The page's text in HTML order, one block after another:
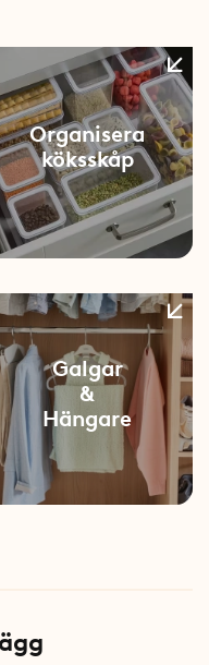
Organisera
köksskåp
Galgar
&
Hängare